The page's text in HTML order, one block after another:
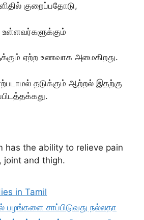
குறைப்பதோடு,
ஏற்ற உணவாக அமைகிறது.
ஏற்படாமல் தடுக்கும் ஆற்றல் இதற்கு
has the ability to relieve pain
joint and thigh.
in Tamil
பழங்களை சாப்பிடுவது நல்லதா